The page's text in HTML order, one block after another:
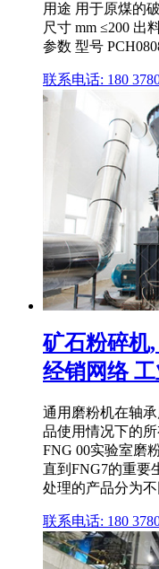
用途 用于原煤的
尺寸 mm ≤200 出
参数 型号
联系电话: 180
矿石粉碎机,
经销网络
通用磨粉机在轴
品使用情况下的
FNG 00实验室磨
直到FNG7的重要
处理的产品分为不
联系电话: 180